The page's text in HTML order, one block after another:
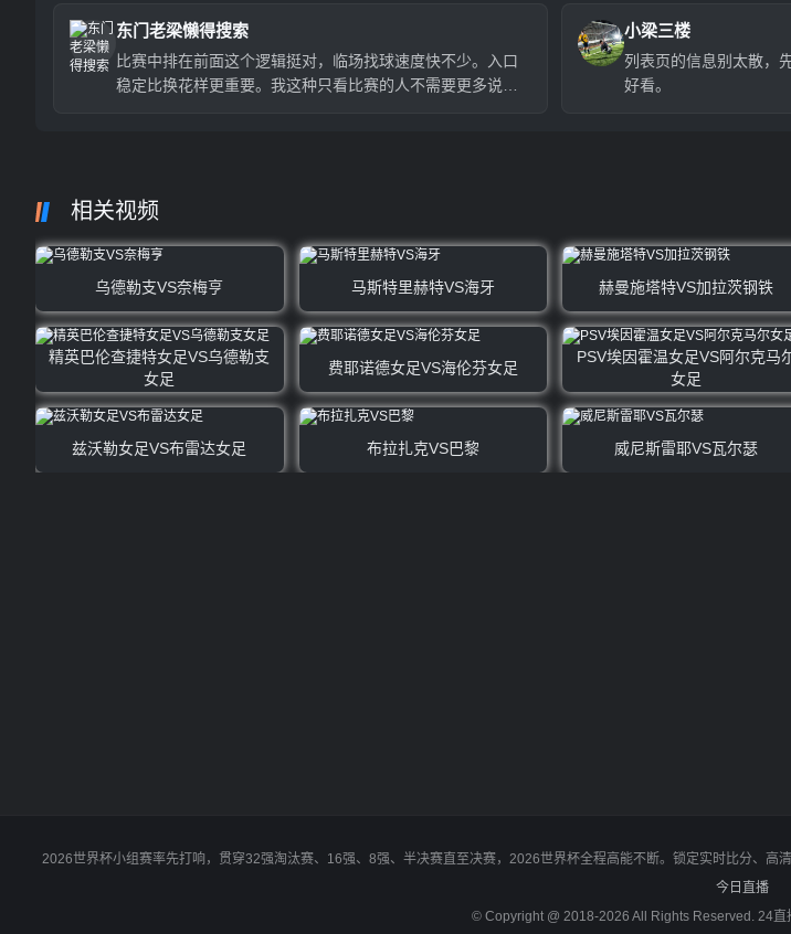
东门老梁懒得搜索
比赛中排在前面这个逻辑挺对，临场找球速度快不少。入口
稳定比换花样更重要。我这种只看比赛的人不需要更多说
小梁三楼
列表页的信息别太散，
好看。
相关视频
乌德勒支VS奈梅亨 马斯特里赫特VS海牙 赫曼施塔特VS加拉茨钢铁
精英巴伦查捷特女足VS乌德勒支
女足
费耶诺德女足VS海伦芬女足
PSV埃因霍温女足VS阿尔克马
女足
兹沃勒女足VS布雷达女足 布拉扎克VS巴黎 威尼斯雷耶VS瓦尔瑟
2026世界杯小组赛率先打响，贯穿32强淘汰赛、16强、8强、半决赛直至决赛，2026世界杯全程高能不断。锁定实时比分、
今日直播
© Copyright @ 2018-2026 All Rights Reserved. 24直